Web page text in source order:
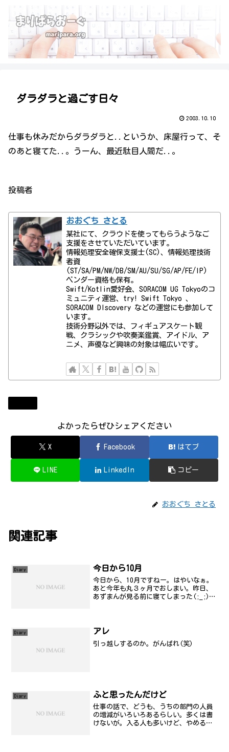
ダラダラと過ごす日々
2003.10.10
仕事も休みだからダラダラと..というか、床屋行って、そ
のあと寝てた..。うーん、最近駄目人間だ..。
投稿者
おおぐち さとる
某社にて、クラウドを使ってもらうようなご
支援をさせていただいています。
情報処理安全確保支援士(SC)、情報処理技術
者資
(ST/SA/PM/NW/DB/SM/AU/SU/SG/AP/FE/IP)
ベンダー資格も保有。
Swift/Kotlin愛好会、SORACOM UG Tokyoのコ
ミュニティ運営、try! Swift Tokyo 、
SORACOM DIscovery などの運営にも参加して
います。
技術分野以外では、フィギュアスケート観
戦、クラシックや吹奏楽鑑賞、アイドル、ア
ニメ、声優など興味の対象は幅広いです。
よかったらぜひシェアください
X Facebook はてブ
LINE LinkedIn コピー
おおぐち さとる
関連記事
Diary 今日から10月
今日から、10月ですねー。はやいなぁ。
あと今年も丸３ヶ月でおしまい。昨日、
あずまんが見る前に寝てしまった(;_;)
近いうちにハード...
Diary アレ
引っ越しするのか。がんばれ(笑)
Diary ふと思ったんだけど
仕事の話で、どうも、うちの部門の人員
の増減がいろいろあるらしい。多くは書
けないが。入る人も多いけど、やめる人